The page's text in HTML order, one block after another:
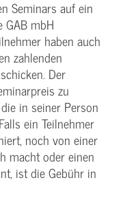
Seminars auf ein
GAB mbH
haben auch
zahlenden
Der
zu
in seiner Person
ein Teilnehmer
noch von einer
macht oder einen
ist die Gebühr in